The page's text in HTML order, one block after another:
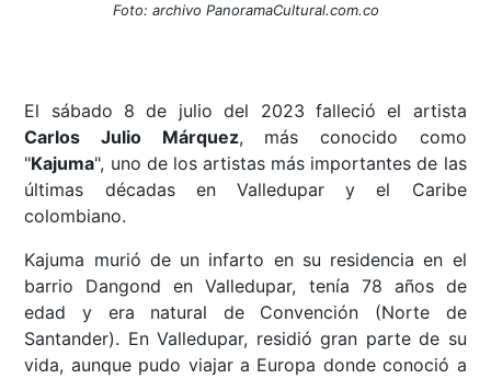
Foto: archivo PanoramaCultural.com.co
El sábado 8 de julio del 2023 falleció el artista
Carlos Julio Márquez, más conocido como
"Kajuma", uno de los artistas más importantes de las
últimas décadas en Valledupar y el Caribe
colombiano.
Kajuma murió de un infarto en su residencia en el
barrio Dangond en Valledupar, tenía 78 años de
edad y era natural de Convención (Norte de
Santander). En Valledupar, residió gran parte de su
vida, aunque pudo viajar a Europa donde conoció a